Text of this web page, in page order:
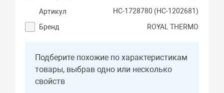
Артикул
НС-1728780 (НС-1202681)
Бренд
ROYAL THERMO
Подберите похожие по характеристикам
товары, выбрав одно или несколько
свойств